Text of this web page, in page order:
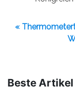
«
Beste Artikel